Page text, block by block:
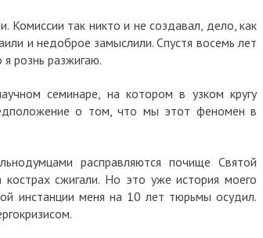
Комиссии так никто и не создавал, дело, как
и недоброе замыслили. Спустя восемь лет
рознь разжигаю.
семинаре, на котором в узком кругу
о том, что мы этот феномен в
расправляются почище Святой
сжигали. Но это уже история моего
инстанции меня на 10 лет тюрьмы осудил.